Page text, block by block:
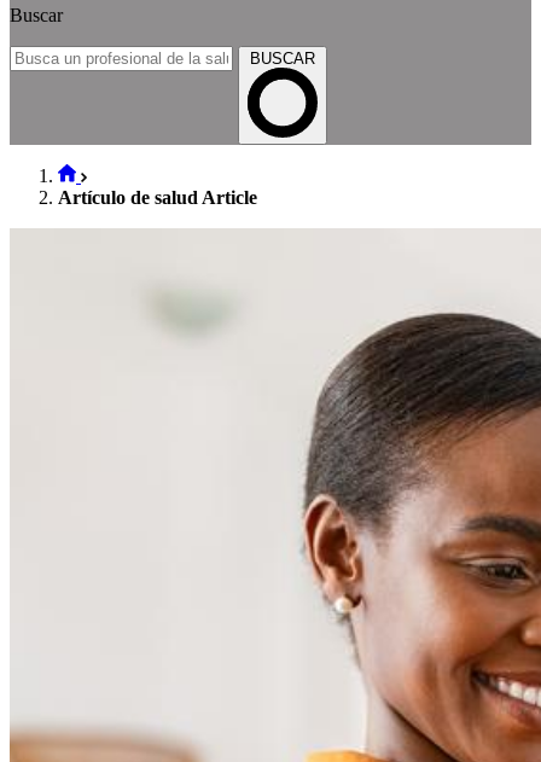
Buscar
BUSCAR
Artículo de salud Article